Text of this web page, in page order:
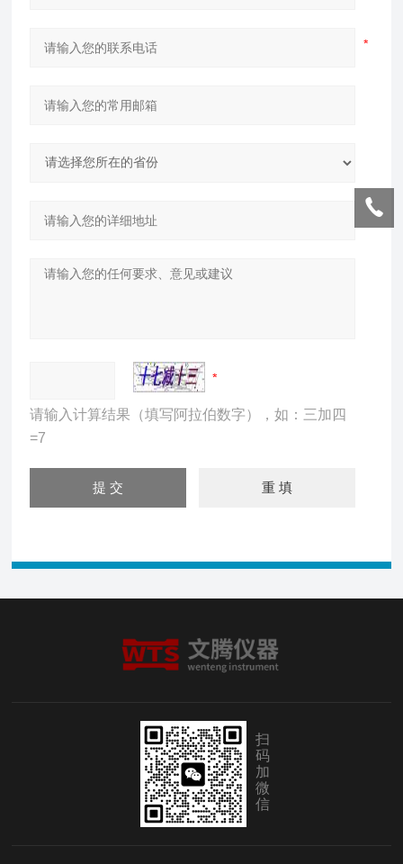
请输入计算结果（填写阿拉伯数字），如：三加四
=7
扫
码
加
微
信